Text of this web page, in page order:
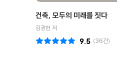
건축, 모두의 미래를 짓다
김광현 저
(36건)
9.5